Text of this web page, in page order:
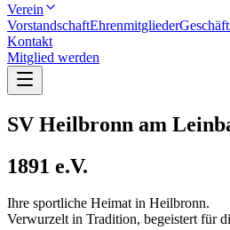
Verein
VorstandschaftEhrenmitglieder
Kontakt
Mitglied werden
SV Heilbronn am
1891 e.V.
Ihre sportliche Heimat in Heilbronn.
Verwurzelt in Tradition, begeistert für